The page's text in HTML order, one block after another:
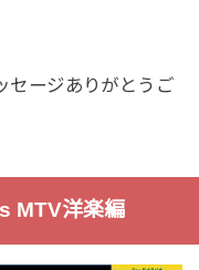
セージありがとうご
MTV洋楽編